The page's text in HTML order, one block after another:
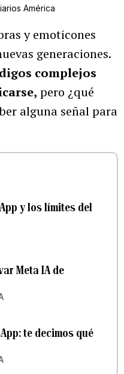
América
y emoticones
generaciones.
complejos
pero ¿qué
alguna señal para
y los límites del
Meta IA de
te decimos qué